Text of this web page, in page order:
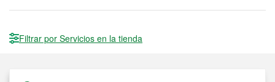
Filtrar por Servicios en la tienda